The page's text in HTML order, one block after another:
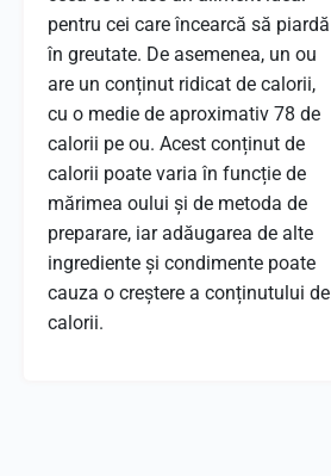
pentru cei care încearcă să piardă
în greutate. De asemenea, un ou
are un conținut ridicat de calorii,
cu o medie de aproximativ 78 de
calorii pe ou. Acest conținut de
calorii poate varia în funcție de
mărimea oului și de metoda de
preparare, iar adăugarea de alte
ingrediente și condimente poate
cauza o creștere a conținutului de
calorii.